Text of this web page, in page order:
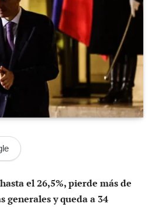
el 26,5%, pierde más de
generales y queda a 34